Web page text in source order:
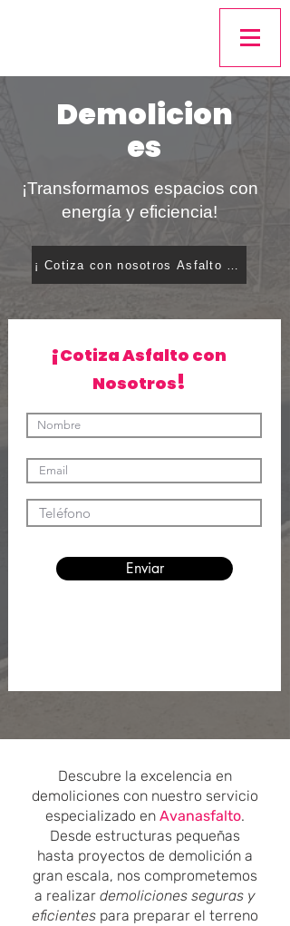
Demolicion
es
¡Transformamos espacios con
energía y eficiencia!
¡ Cotiza con nosotros Asfalto en Frío !
¡Cotiza Asfalto con
Nosotros!
Enviar
Descubre la excelencia en
demoliciones con nuestro servicio
especializado en Avanasfalto.
Desde estructuras pequeñas
hasta proyectos de demolición a
gran escala, nos comprometemos
a realizar demoliciones seguras y
eficientespara preparar el terreno